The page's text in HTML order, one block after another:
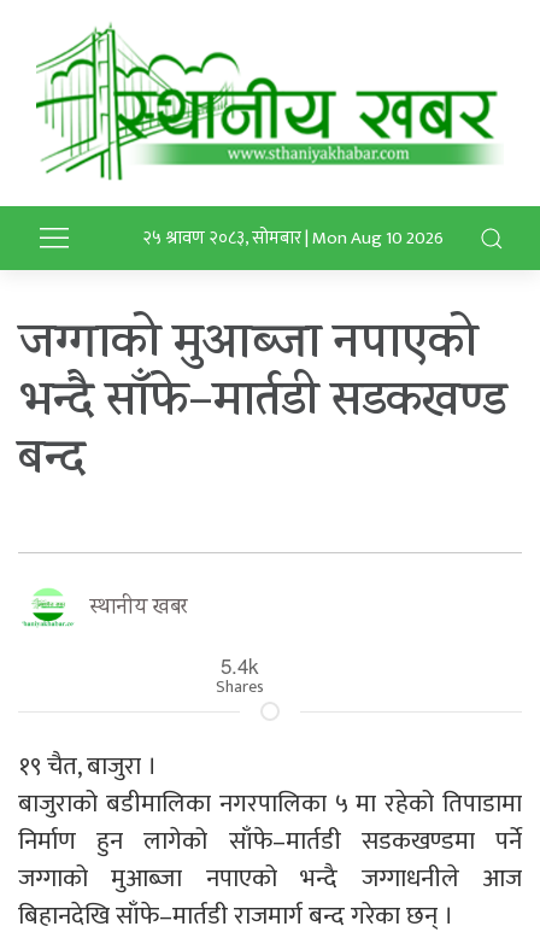
२५ श्रावण २०८३, सोमबार | Mon Aug 10 2026
जग्गाको मुआब्जा नपाएको
भन्दै साँफे–मार्तडी सडकखण्ड
बन्द
स्थानीय खबर
5.4k
Shares
१९ चैत, बाजुरा ।
बाजुराको बडीमालिका नगरपालिका ५ मा रहेको तिपाडामा
निर्माण हुन लागेको साँफे–मार्तडी सडकखण्डमा पर्ने
जग्गाको मुआब्जा नपाएको भन्दै जग्गाधनीले आज
बिहानदेखि साँफे–मार्तडी राजमार्ग बन्द गरेका छन् ।